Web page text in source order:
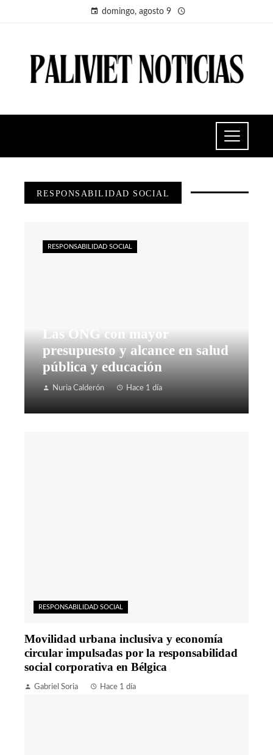
domingo, agosto 9
RESPONSABILIDAD SOCIAL
Las ONG con mayor
presupuesto y alcance en salud
pública y educación
Nuria Calderón Hace 1 día
RESPONSABILIDAD SOCIAL
RESPONSABILIDAD SOCIAL
Movilidad urbana inclusiva y economía
circular impulsadas por la responsabilidad
social corporativa en Bélgica
Gabriel Soria Hace 1 día